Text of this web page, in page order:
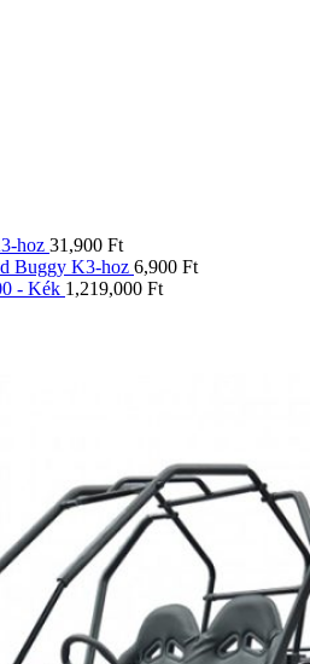
hoz 31,900 Ft
Buggy K3-hoz 6,900 Ft
- Kék 1,219,000 Ft